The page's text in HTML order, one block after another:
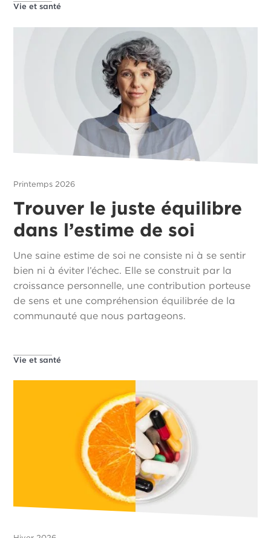
Vie et santé
Printemps 2026
Trouver le juste équilibre
dans l’estime de soi
Une saine estime de soi ne consiste ni à se sentir
bien ni à éviter l’échec. Elle se construit par la
croissance personnelle, une contribution porteuse
de sens et une compréhension équilibrée de la
communauté que nous partageons.
Vie et santé